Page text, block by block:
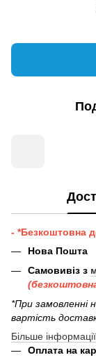
- *Безкоштовна
Нова Пошта
Самовивіз з
*При замовленні
вартість
Більше
Оплата на